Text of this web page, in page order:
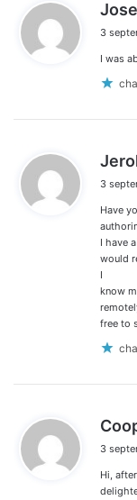
3
I was
3
Have
I have
would
I
know
free to
3
Hi,